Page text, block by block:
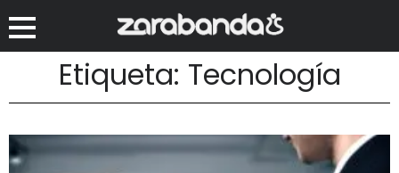
Etiqueta: Tecnología